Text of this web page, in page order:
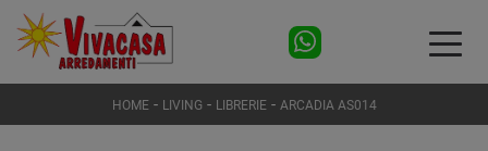
HOME- LIVING - LIBRERIE - ARCADIA AS014